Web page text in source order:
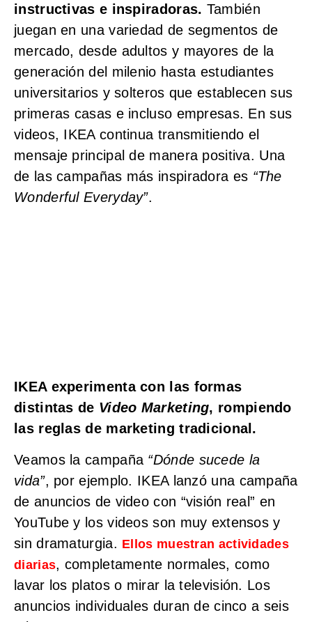
instructivas e inspiradoras. También
juegan en una variedad de segmentos de
mercado, desde adultos y mayores de la
generación del milenio hasta estudiantes
universitarios y solteros que establecen sus
primeras casas e incluso empresas. En sus
videos, IKEA continua transmitiendo el
mensaje principal de manera positiva. Una
de las campañas más inspiradora es “The
Wonderful Everyday”.
IKEA experimenta con las formas
distintas de Video Marketing, rompiendo
las reglas de marketing tradicional.
Veamos la campaña “Dónde sucede la
vida”, por ejemplo. IKEA lanzó una campaña
de anuncios de video con “visión real” en
YouTube y los videos son muy extensos y
sin dramaturgia. Ellos muestran actividades
diarias, completamente normales, como
lavar los platos o mirar la televisión. Los
anuncios individuales duran de cinco a seis